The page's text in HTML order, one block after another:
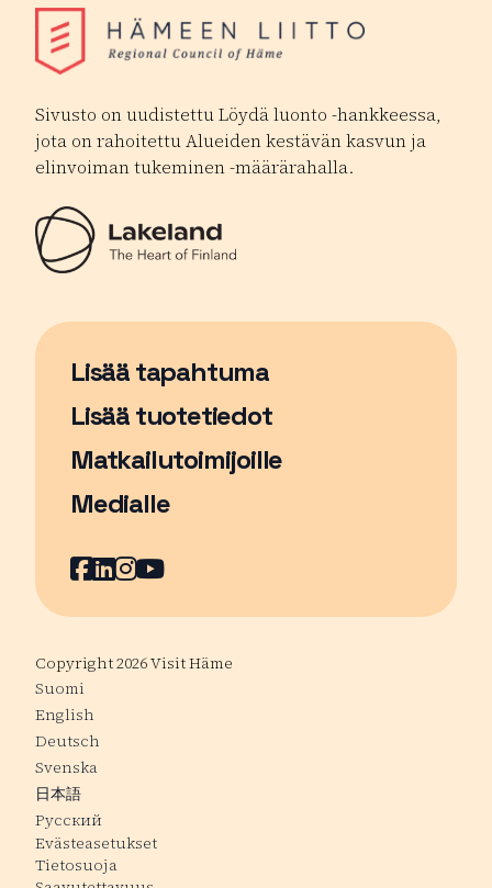
Sivusto on uudistettu Löydä luonto -hankkeessa,
jota on rahoitettu Alueiden kestävän kasvun ja
elinvoiman tukeminen -määrärahalla.
Lisää tapahtuma
Sivu avautuu uudessa ikkunassa
Lisää tuotetiedot
Matkailutoimijoille
Medialle
Facebook
Sivu avautuu uudessa ikkunassa
LinkedIn
Sivu avautuu uudessa ikkunassa
Instagram
Sivu avautuu uudessa
YouTube
Sivu avautuu uudessa
Copyright 2026 Visit Häme
Suomi
English
Deutsch
Svenska
日本語
Русский
Evästeasetukset
Tietosuoja